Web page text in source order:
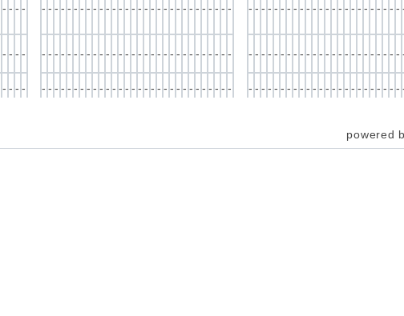
- - - - - - - - - - - - - - - - - - - - - - - - - - - - - - - - - - - - - - - - - - - - - - - - - - - - - - - - - -
- - - - - - - - - - - - - - - - - - - - - - - - - - - - - - - - - - - - - - - - - - - - - - - - - - - - - - - - - -
- - - - - - - - - - - - - - - - - - - - - - - - - - - - - - - - - - - - - - - - - - - - - - - - - - - - - - - - - -
------- - -
powered